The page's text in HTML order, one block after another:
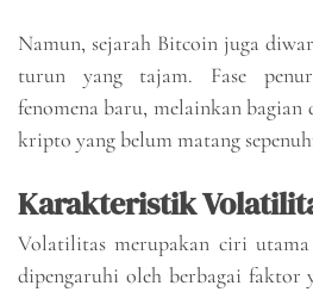
Namun, sejarah Bitcoin juga
turun yang tajam. Fase
fenomena baru, melainkan
kripto yang belum matang
Karakteristik
Volatilitas merupakan ciri
dipengaruhi oleh berbagai faktor